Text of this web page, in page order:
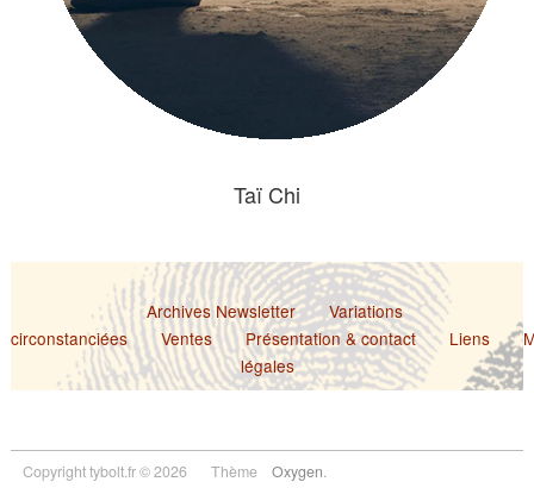
Taï Chi
Archives Newsletter
Variations
circonstanciées
Ventes Présentation & contact Liens
légales
Copyright tybolt.fr © 2026 Thème Oxygen.